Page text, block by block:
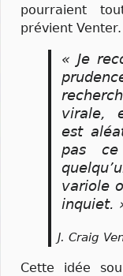
pourraient
prévient Venter.
« Je
virale,
est
pas
variole
inquiet.
J. Craig
Cette idée